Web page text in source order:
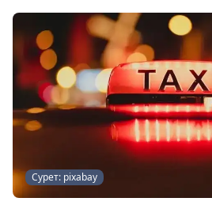
Сурет: pixabay